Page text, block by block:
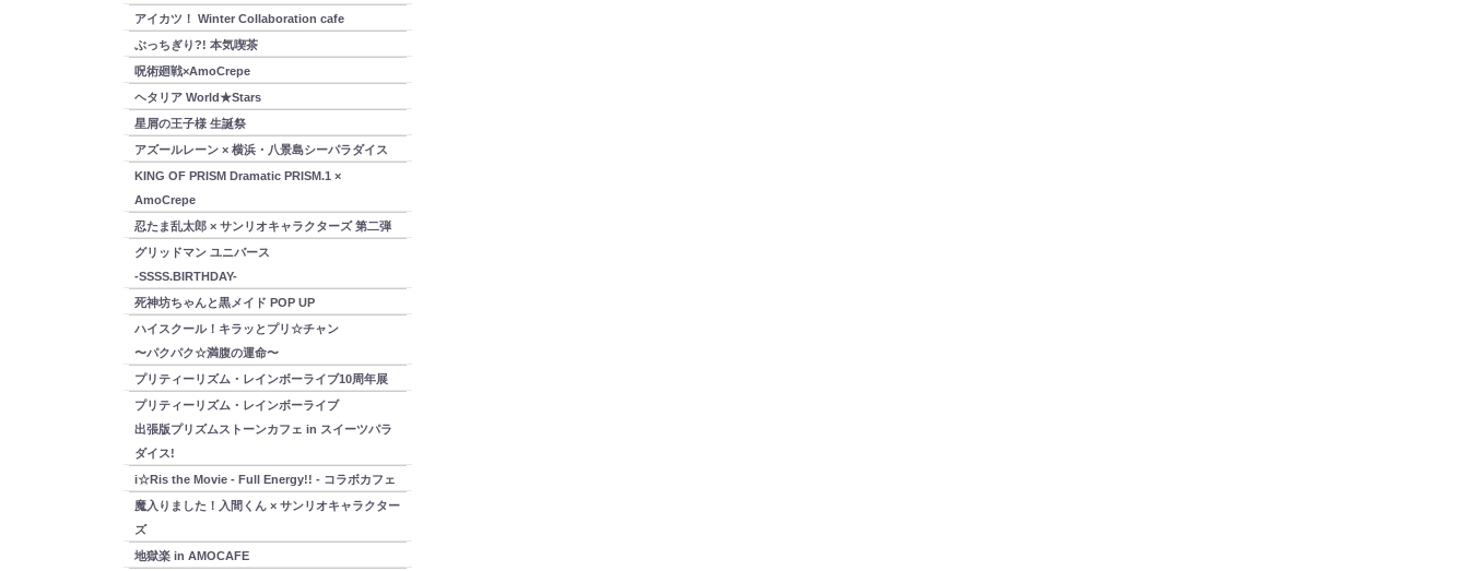
アイカツ！ Winter Collaboration cafe
ぶっちぎり?! 本気喫茶
呪術廻戦×AmoCrepe
ヘタリア World★Stars
星屑の王子様 生誕祭
アズールレーン × 横浜・八景島シーパラダイス
KING OF PRISM Dramatic PRISM.1 ×
AmoCrepe
忍たま乱太郎 × サンリオキャラクターズ 第二弾
グリッドマン ユニバース
-SSSS.BIRTHDAY-
死神坊ちゃんと黒メイド POP UP
ハイスクール！キラッとプリ☆チャン
〜パクパク☆満腹の運命〜
プリティーリズム・レインボーライブ10周年展
プリティーリズム・レインボーライブ
出張版プリズムストーンカフェ in スイーツパラ
ダイス!
i☆Ris the Movie - Full Energy!! - コラボカフェ
魔入りました！入間くん × サンリオキャラクター
ズ
地獄楽 in AMOCAFE